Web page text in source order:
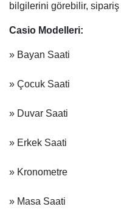
bilgilerini görebilir,
Casio Modelleri:
» Bayan Saati
» Çocuk Saati
» Duvar Saati
» Erkek Saati
» Kronometre
» Masa Saati